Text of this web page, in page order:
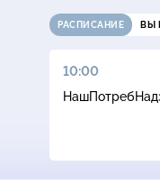
РАСПИСАНИЕ ВЫ
10:00